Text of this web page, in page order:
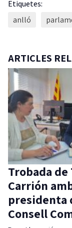
Etiquetes:
anlló
ARTICLES
Trobada de
Carrión
presidenta
Consell